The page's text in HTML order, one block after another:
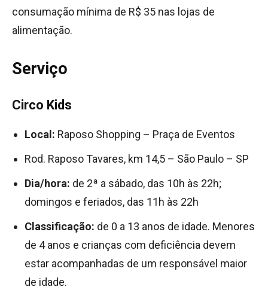
consumação mínima de R$ 35 nas lojas de
alimentação.
Serviço
Circo Kids
Local: Raposo Shopping – Praça de Eventos
Rod. Raposo Tavares, km 14,5 – São Paulo – SP
Dia/hora: de 2ª a sábado, das 10h às 22h;
domingos e feriados, das 11h às 22h
Classificação: de 0 a 13 anos de idade. Menores
de 4 anos e crianças com deficiência devem
estar acompanhadas de um responsável maior
de idade.